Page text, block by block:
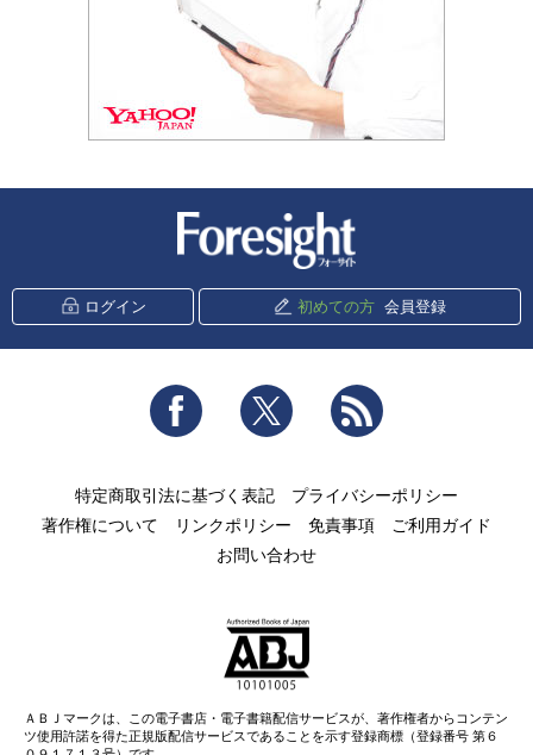
ログイン 初めての方 会員登録
Facebook Twitter
特定商取引法に基づく表記
プライバシーポリシー
著作権について
リンクポリシー 免責事項
ご利用ガイド
お問い合わせ
ＡＢＪマークは、この電子書店・電子書籍配信サービスが、著作権者からコンテン
ツ使用許諾を得た正規版配信サービスであることを示す登録商標（登録番号 第６